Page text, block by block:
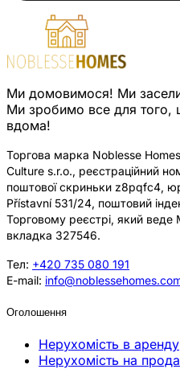
Ми домовимося! Ми
Ми зробимо все для того,
вдома!
Торгова марка Noblesse
Culture s.r.o., реєстраційний
поштової скриньки z8pqfc4,
Přístavní 531/24, поштовий
Торговому реєстрі, який веде
вкладка 327546.
Тел: +420 735 080 191
E-mail:
Оголошення
Нерухомість в аренду
Нерухомість на